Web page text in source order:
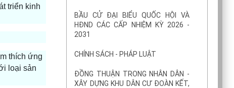
triển kinh
thích ứng
loại sản
BẦU CỬ ĐẠI BIỂU QUỐC HỘI VÀ
HĐND CÁC CẤP NHIỆM KỲ 2026 -
2031
CHÍNH SÁCH - PHÁP LUẬT
ĐỒNG THUẬN TRONG NHÂN DÂN -
XÂY DỰNG KHU DÂN CƯ ĐOÀN KẾT,